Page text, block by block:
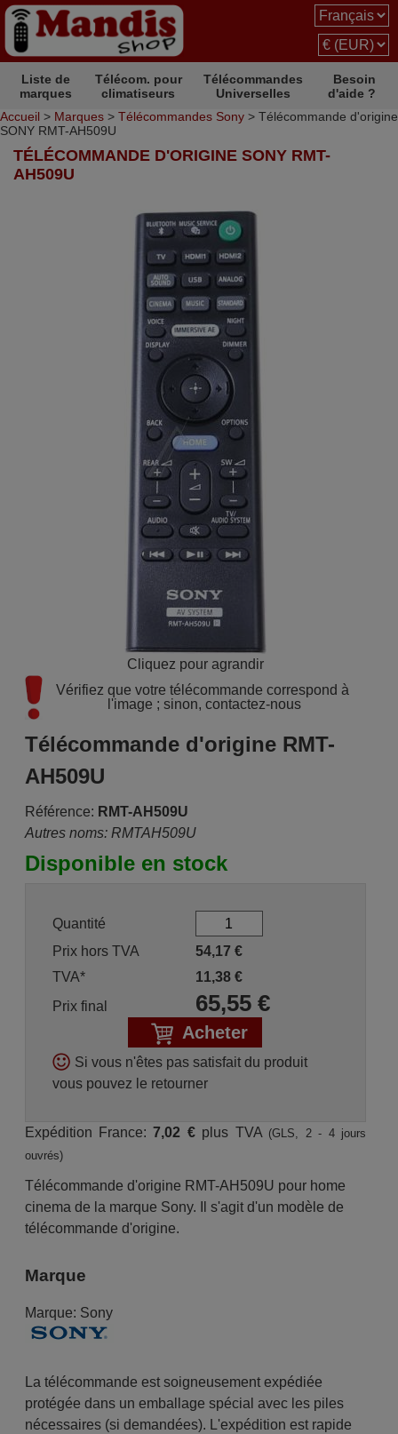
Liste de
marques
Télécom. pour
climatiseurs
Télécommandes
Universelles
Besoin
d'aide ?
Accueil > Marques > Télécommandes Sony > Télécommande d'origine
SONY RMT-AH509U
TÉLÉCOMMANDE D'ORIGINE SONY RMT-
AH509U
Cliquez pour agrandir
Vérifiez que votre télécommande correspond à
l'image ; sinon, contactez-nous
Télécommande d'origine RMT-
AH509U
Référence: RMT-AH509U
Autres noms: RMTAH509U
Disponible en stock
Quantité
Prix hors TVA
54,17 €
TVA*
11,38€
Prix final
65,55€
Acheter
Si vous n'êtes pas satisfait du produit
vous pouvez le retourner
Expédition France:7,02 €plus TVA (GLS, 2 - 4 jours
ouvrés)
Télécommande d'origine RMT-AH509U pour home
cinema de la marque Sony. Il s'agit d'un modèle de
télécommande d'origine.
Marque
Marque: Sony
La télécommande est soigneusement expédiée
protégée dans un emballage spécial avec les piles
nécessaires (si demandées). L'expédition est rapide